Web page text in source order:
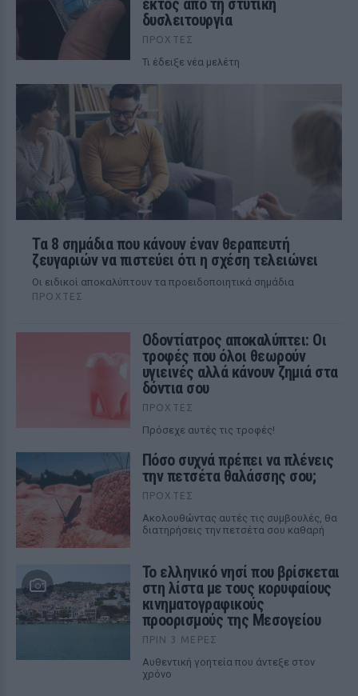
εκτός από τη στυτική
δυσλειτουργία
ΠΡΟΧΤΈΣ
Τι έδειξε νέα μελέτη
Τα 8 σημάδια που κάνουν έναν θεραπευτή
ζευγαριών να πιστεύει ότι η σχέση τελειώνει
Οι ειδικοί αποκαλύπτουν τα προειδοποιητικά σημάδια
ΠΡΟΧΤΈΣ
Οδοντίατρος αποκαλύπτει: Οι
τροφές που όλοι θεωρούν
υγιεινές αλλά κάνουν ζημιά στα
δόντια σου
ΠΡΟΧΤΈΣ
Πρόσεχε αυτές τις τροφές!
Πόσο συχνά πρέπει να πλένεις
την πετσέτα θαλάσσης σου;
ΠΡΟΧΤΈΣ
Ακολουθώντας αυτές τις συμβουλές, θα
διατηρήσεις την πετσέτα σου καθαρή
Το ελληνικό νησί που βρίσκεται
στη λίστα με τους κορυφαίους
κινηματογραφικούς
προορισμούς της Μεσογείου
ΠΡΙΝ 3 ΜΈΡΕΣ
Αυθεντική γοητεία που άντεξε στον
χρόνο